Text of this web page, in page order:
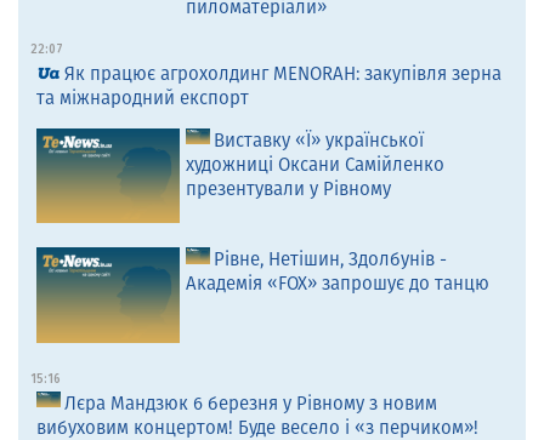
пиломатеріали»
22:07
Як працює агрохолдинг MENORAH: закупівля зерна
та міжнародний експорт
Виставку «Ї» української
художниці Оксани Самійленко
презентували у Рівному
Рівне, Нетішин, Здолбунів -
Академія «FOX» запрошує до танцю
15:16
Лєра Мандзюк 6 березня у Рівному з новим
вибуховим концертом! Буде весело і «з перчиком»!